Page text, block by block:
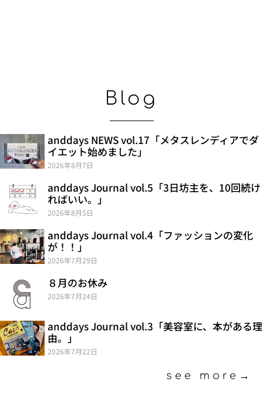
Blog
anddays NEWS vol.17「メタスレンディアでダ
イエット始めました」
2026年8月7日
anddays Journal vol.5「3日坊主を、10回続け
ればいい。」
2026年8月5日
anddays Journal vol.4「ファッションの変化
が！！」
2026年7月29日
８月のお休み
2026年7月24日
anddays Journal vol.3「美容室に、本がある理
由。」
2026年7月22日
see more→